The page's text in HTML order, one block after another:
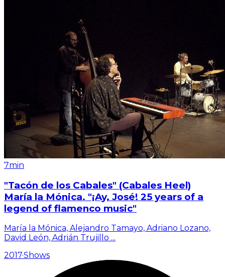
7min
"Tacón de los Cabales" (Cabales Heel)
María la Mónica. "¡Ay, José! 25 years of a
legend of flamenco music"
María la Mónica, Alejandro Tamayo, Adriano Lozano,
David León, Adrián Trujillo ...
2017·Shows